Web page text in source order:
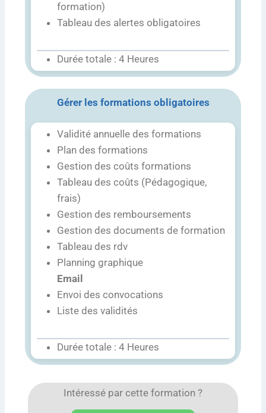
formation)
Tableau des alertes obligatoires
Durée totale : 4 Heures
Gérer les formations obligatoires
Validité annuelle des formations
Plan des formations
Gestion des coûts formations
Tableau des coûts (Pédagogique,
frais)
Gestion des remboursements
Gestion des documents de formation
Tableau des rdv
Planning graphique
Email
Envoi des convocations
Liste des validités
Durée totale : 4 Heures
Intéressé par cette formation ?